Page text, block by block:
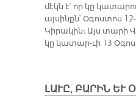
մէկն է՝ որ կը
այսինքն՝ Օգոստոս
Կիրակին։ Այս
կը կատար-ւի 13
ԼԱՒԸ, ԲԱՐԻՆ ԵՒ